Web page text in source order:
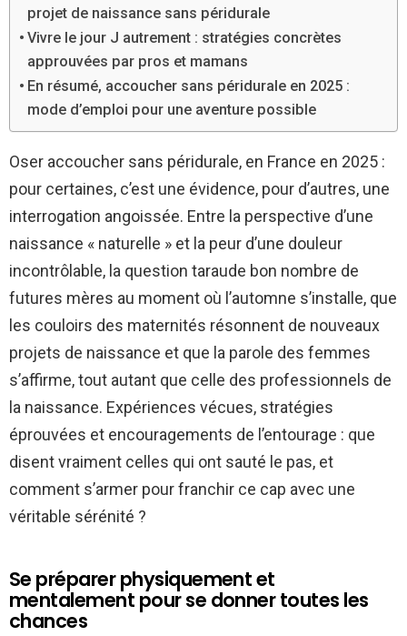
projet de naissance sans péridurale
Vivre le jour J autrement : stratégies concrètes
approuvées par pros et mamans
En résumé, accoucher sans péridurale en 2025 :
mode d’emploi pour une aventure possible
Oser accoucher sans péridurale, en France en 2025 :
pour certaines, c’est une évidence, pour d’autres, une
interrogation angoissée. Entre la perspective d’une
naissance « naturelle » et la peur d’une douleur
incontrôlable, la question taraude bon nombre de
futures mères au moment où l’automne s’installe, que
les couloirs des maternités résonnent de nouveaux
projets de naissance et que la parole des femmes
s’affirme, tout autant que celle des professionnels de
la naissance. Expériences vécues, stratégies
éprouvées et encouragements de l’entourage : que
disent vraiment celles qui ont sauté le pas, et
comment s’armer pour franchir ce cap avec une
véritable sérénité ?
Se préparer physiquement et
mentalement pour se donner toutes les
chances